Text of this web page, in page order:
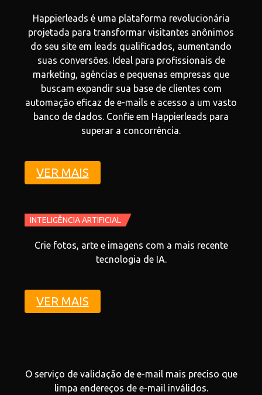
Happierleads é uma plataforma revolucionária
projetada para transformar visitantes anônimos
do seu site em leads qualificados, aumentando
suas conversões. Ideal para profissionais de
marketing, agências e pequenas empresas que
buscam expandir sua base de clientes com
automação eficaz de e-mails e acesso a um vasto
banco de dados. Confie em Happierleads para
superar a concorrência.
VER MAIS
INTELIGÊNCIA ARTIFICIAL
Crie fotos, arte e imagens com a mais recente
tecnologia de IA.
VER MAIS
O serviço de validação de e-mail mais preciso que
limpa endereços de e-mail inválidos.